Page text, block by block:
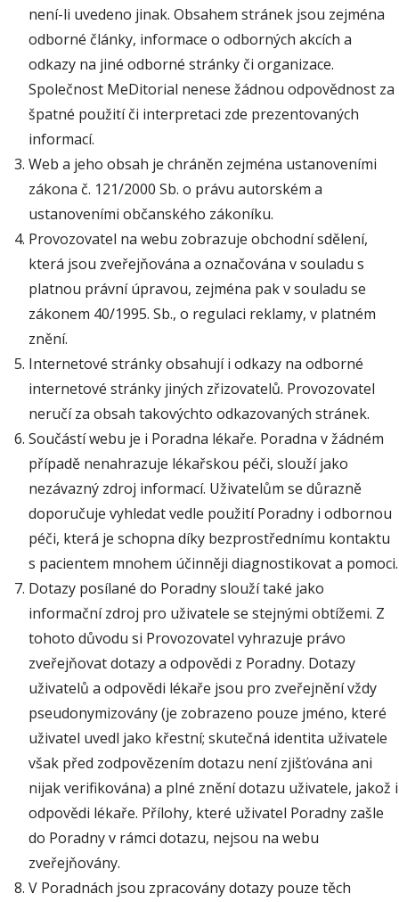
není-li uvedeno jinak. Obsahem stránek jsou zejména
odborné články, informace o odborných akcích a
odkazy na jiné odborné stránky či organizace.
Společnost MeDitorial nenese žádnou odpovědnost za
špatné použití či interpretaci zde prezentovaných
informací.
Web a jeho obsah je chráněn zejména ustanoveními
zákona č. 121/2000 Sb. o právu autorském a
ustanoveními občanského zákoníku.
Provozovatel na webu zobrazuje obchodní sdělení,
která jsou zveřejňována a označována v souladu s
platnou právní úpravou, zejména pak v souladu se
zákonem 40/1995. Sb., o regulaci reklamy, v platném
znění.
Internetové stránky obsahují i odkazy na odborné
internetové stránky jiných zřizovatelů. Provozovatel
neručí za obsah takovýchto odkazovaných stránek.
Součástí webu je i Poradna lékaře. Poradna v žádném
případě nenahrazuje lékařskou péči, slouží jako
nezávazný zdroj informací. Uživatelům se důrazně
doporučuje vyhledat vedle použití Poradny i odbornou
péči, která je schopna díky bezprostřednímu kontaktu
s pacientem mnohem účinněji diagnostikovat a pomoci.
Dotazy posílané do Poradny slouží také jako
informační zdroj pro uživatele se stejnými obtížemi. Z
tohoto důvodu si Provozovatel vyhrazuje právo
zveřejňovat dotazy a odpovědi z Poradny. Dotazy
uživatelů a odpovědi lékaře jsou pro zveřejnění vždy
pseudonymizovány (je zobrazeno pouze jméno, které
uživatel uvedl jako křestní; skutečná identita uživatele
však před zodpovězením dotazu není zjišťována ani
nijak verifikována) a plné znění dotazu uživatele, jakož i
odpovědi lékaře. Přílohy, které uživatel Poradny zašle
do Poradny v rámci dotazu, nejsou na webu
zveřejňovány.
V Poradnách jsou zpracovány dotazy pouze těch